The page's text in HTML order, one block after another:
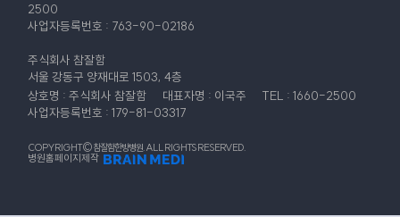
경우에는 지체없이 해당 개인정보를 파기합니다. 파기의 절차, 기한 및
방법은 다음과 같습니다.
개인정보의 보유기간이 경과된 경우에는 보유기간의 종료일로부터 5일
이내에, 개인정보의 처리 목적 달성, 해당 서비스의 폐지, 사업의 종료 등
그 개인정보가 불필요하게 되었을 때에는 개인정보의 처리가 불필요한
것으로 인정되는 날로부터 5일 이내에 그 개인정보를 파기합니다.
ο 전자적 파일 : 파일 삭제, 디스크 포맷, 기록을 재생할 수 없는 기술적
방법을 사용합니다.
9. 개인정보 자동수집 장치의 설치, 운영 및 그 거부에 관한 사항
2500
사업자등록번호 : 763-90-02186
주식회사 참잘함
서울 강동구 양재대로 1503, 4층
상호명 : 주식회사 참잘함
대표자명 : 이국주
TEL : 1660-2500
사업자등록번호 : 179-81-03317
COPYRIGHT© 참잘함한방병원. ALL RIGHTS RESERVED.
병원홈페이지제작